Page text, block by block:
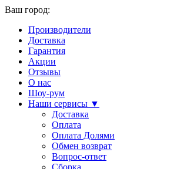
Ваш город:
Производители
Доставка
Гарантия
Акции
Отзывы
О нас
Шоу-рум
Наши сервисы ▼
Доставка
Оплата
Оплата Долями
Обмен возврат
Вопрос-ответ
Сборка